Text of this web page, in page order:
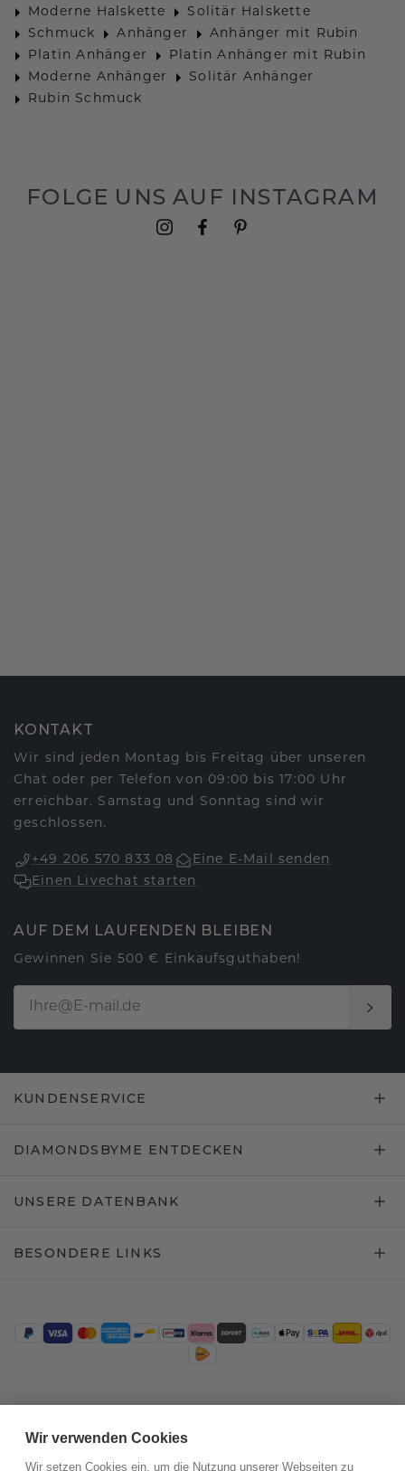
Moderne Halskette
Solitär Halskette
Schmuck
Anhänger
Anhänger mit Rubin
Platin Anhänger
Platin Anhänger mit Rubin
Moderne Anhänger
Solitär Anhänger
Rubin Schmuck
FOLGE UNS AUF INSTAGRAM
KONTAKT
Wir sind jeden Montag bis Freitag über unseren
Chat oder per Telefon von 09:00 bis 17:00 Uhr
erreichbar. Samstag und Sonntag sind wir
geschlossen.
+49 206 570 833 08
Eine E-Mail senden
Einen Livechat starten
AUF DEM LAUFENDEN BLEIBEN
Gewinnen Sie 500 € Einkaufsguthaben!
KUNDENSERVICE
DIAMONDSBYME ENTDECKEN
UNSERE DATENBANK
BESONDERE LINKS
Wir verwenden Cookies
Wir setzen Cookies ein, um die Nutzung unserer Webseiten zu